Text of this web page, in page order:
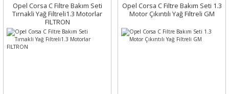
Opel Corsa C Filtre Bakım Seti
Tırnakli Yağ Filtreli1.3 Motorlar
FILTRON
Opel Corsa C Filtre Bakım Seti 1.3
Motor Çıkıntılı Yağ Filtreli GM